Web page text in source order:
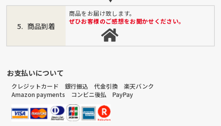
商品到着
商品をお届け致します。
ぜひお客様のご感想をお聞かせください。
お支払いについて
クレジットカード 銀行振込 代金引換 楽天バンク
Amazon payments コンビニ後払 PayPay